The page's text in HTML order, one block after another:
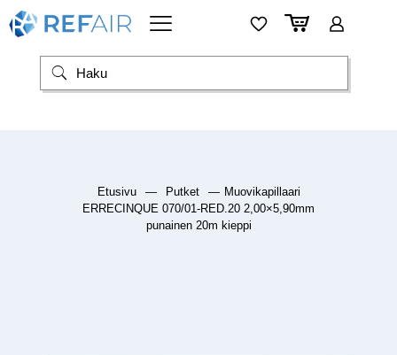
Etusivu — Putket — Muovikapillaari
ERRECINQUE 070/01-RED.20 2,00×5,90mm
punainen 20m kieppi